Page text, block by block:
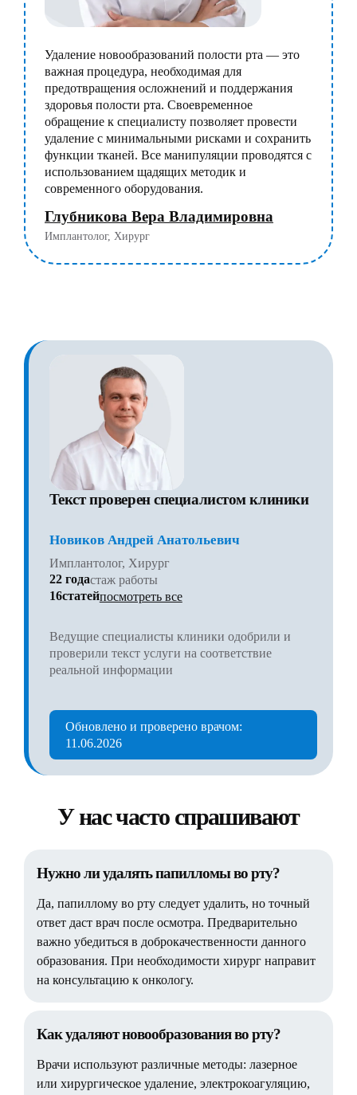
Удаление новообразований полости рта — это
важная процедура, необходимая для
предотвращения осложнений и поддержания
здоровья полости рта. Своевременное
обращение к специалисту позволяет провести
удаление с минимальными рисками и сохранить
функции тканей. Все манипуляции проводятся с
использованием щадящих методик и
современного оборудования.
Глубникова Вера Владимировна
Имплантолог, Хирург
Текст проверен специалистом клиники
Новиков Андрей Анатольевич
Имплантолог, Хирург
22 годастаж работы
16статейпосмотреть все
Ведущие специалисты клиники одобрили и
проверили текст услуги на соответствие
реальной информации
Обновлено и проверено врачом:
11.06.2026
У нас часто спрашивают
Нужно ли удалять папилломы во рту?
Да, папиллому во рту следует удалить, но точный
ответ даст врач после осмотра. Предварительно
важно убедиться в доброкачественности данного
образования. При необходимости хирург направит
на консультацию к онкологу.
Как удаляют новообразования во рту?
Врачи используют различные методы: лазерное
или хирургическое удаление, электрокоагуляцию,